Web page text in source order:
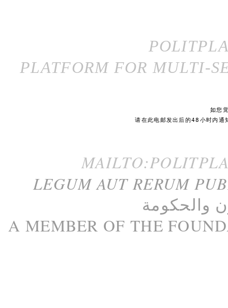
PLATFORM FOR MULTI-
如您
请在此电邮发出后的48小时内通
LEGUM AUT RERUM
والحكومة
A MEMBER OF THE